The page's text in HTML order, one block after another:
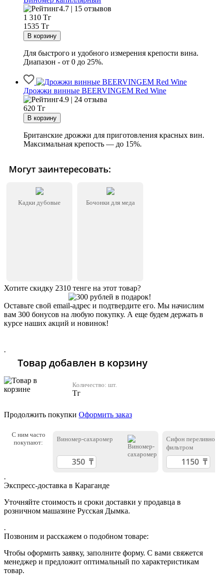
4.7 | 15 отзывов
1 310 Тг
1535 Тг
Для быстрого и удобного измерения крепости вина.
Диапазон - от 0 до 25%.
Дрожжи винные BEERVINGEM Red Wine
4.9 | 24 отзыва
620 Тг
Британские дрожжи для приготовления красных вин.
Максимальная крепость — до 15%.
Могут заинтересовать:
Кадки дубовые Бочонки для меда
Хотите скидку 2310 тенге на этот товар?
Оставьте свой email-адрес и подтвердите его. Мы начислим
вам 300 бонусов на любую покупку. А еще будем держать в
курсе наших акций и новинок!
.
Товар добавлен в корзину
Количество: шт.
Тг
Продолжить покупки Оформить заказ
С ним часто
покупают:
Виномер-сахаромер
Сифон
фильтром
.
Экспресс-доставка в Караганде
Уточняйте стоимость и сроки доставки у продавца в
розничном машазине Русская Дымка.
.
Позвоним и расскажем о подобном товаре:
Чтобы оформить заявку, заполните форму. С вами свяжется
менеджер и предложит оптимальный по характеристикам
товар.